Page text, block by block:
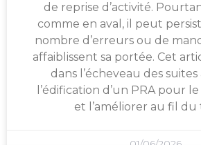
de reprise d’activité.
comme en aval, il peut
nombre d’erreurs ou de
affaiblissent sa portée. Cet
dans l’écheveau des
l’édification d’un PRA pour
et l’améliorer au fil du